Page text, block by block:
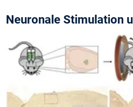
Neuronale Stimulation